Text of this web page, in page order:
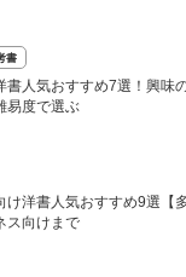
書
書人気おすすめ7選！興味
易度で選ぶ
け洋書人気おすすめ9選【
ス向けまで